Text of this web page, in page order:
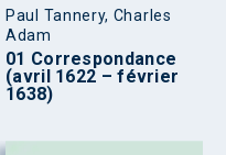
Paul Tannery, Charles
Adam
01 Correspondance
(avril 1622 – février
1638)